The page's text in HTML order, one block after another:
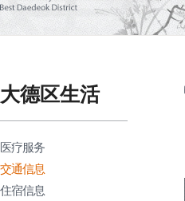
大德区生活
医疗服务
交通信息
住宿信息